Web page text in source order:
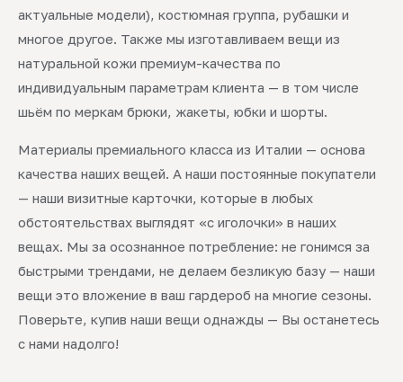
актуальные модели), костюмная группа, рубашки и
многое другое. Также мы изготавливаем вещи из
натуральной кожи премиум-качества по
индивидуальным параметрам клиента — в том числе
шьём по меркам брюки, жакеты, юбки и шорты.
Материалы премиального класса из Италии — основа
качества наших вещей. А наши постоянные покупатели
— наши визитные карточки, которые в любых
обстоятельствах выглядят «с иголочки» в наших
вещах. Мы за осознанное потребление: не гонимся за
быстрыми трендами, не делаем безликую базу — наши
вещи это вложение в ваш гардероб на многие сезоны.
Поверьте, купив наши вещи однажды — Вы останетесь
с нами надолго!